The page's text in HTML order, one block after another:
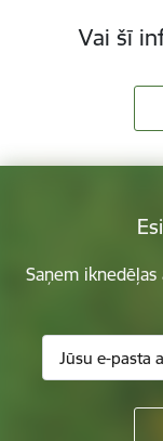
Vai šī
Saņem